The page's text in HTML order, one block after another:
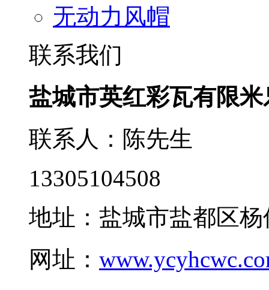
无动力风帽
联系我们
盐城市英红彩瓦有限
联系人：陈先生
13305104508
地址：盐城市盐都区
网址：